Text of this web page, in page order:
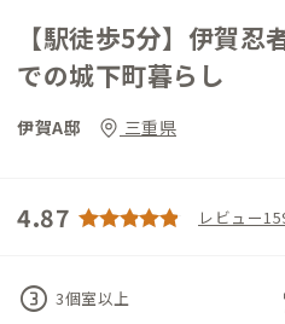
【駅徒歩5分】伊賀忍
での城下町暮らし
伊賀A邸 三重県
4.87 レビュー
counter_3 3個室以上